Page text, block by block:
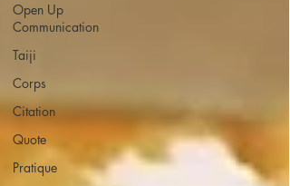
Open Up
Communication
Taiji
Corps
Citation
Quote
Pratique